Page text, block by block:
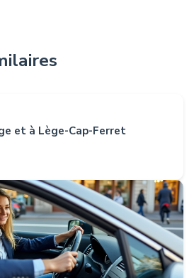
et à Lège-Cap-Ferret